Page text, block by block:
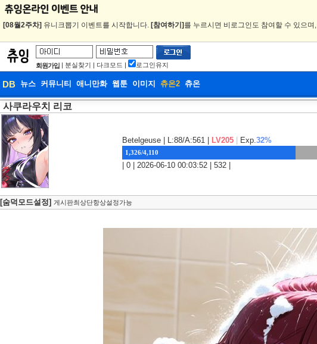
[08월2주차] 유니크뽑기 이벤트를 시작합니다. [참여하기] 를 누르시면 비로그인도 참여할 수 있으며,
회원가입 | 분실찾기 | 다크모드 | 로그인유지
DB 뉴스 커뮤니티 애니만화 웹툰 이미지 츄온2 츄온
사쿠라우치 리코
Betelgeuse | L:88/A:561 | LV205 Exp.32%
1,326/4,110
| 0 | 2026-06-10 00:03:52 | 532 |
[숨덕모드설정] 게시판최상단항상설정가능